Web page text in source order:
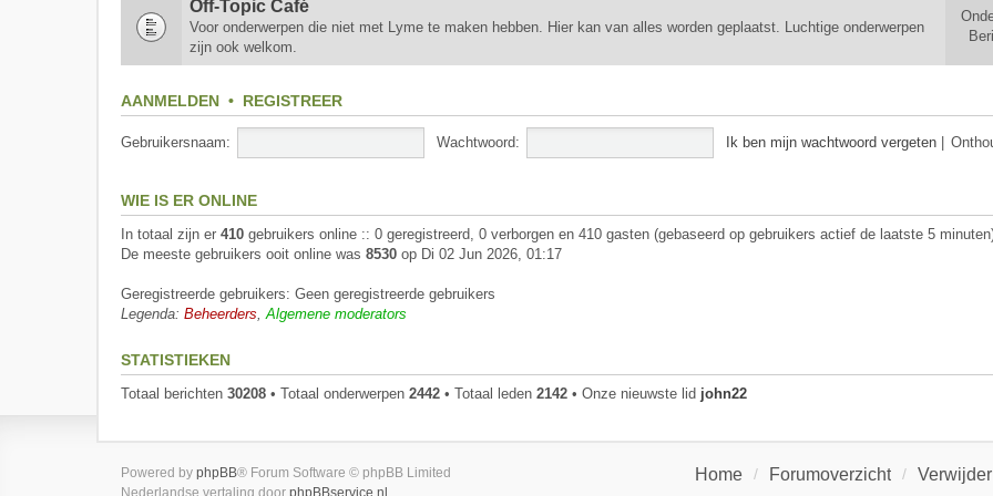
Off-Topic Café
Voor onderwerpen die niet met Lyme te maken hebben. Hier kan van alles worden geplaatst. Luchtige onderwerpen
zijn ook welkom.
AANMELDEN • REGISTREER
Gebruikersnaam: Wachtwoord: Ik ben mijn wachtwoord vergeten
WIE IS ER ONLINE
In totaal zijn er 410 gebruikers online :: 0 geregistreerd, 0 verborgen en 410 gasten (gebaseerd op gebruikers actief de laatste 5
De meeste gebruikers ooit online was 8530 op Di 02 Jun 2026, 01:17
Geregistreerde gebruikers: Geen geregistreerde gebruikers
Legenda: Beheerders,Algemene moderators
STATISTIEKEN
Totaal berichten 30208 • Totaal onderwerpen 2442 • Totaal leden 2142 • Onze nieuwste lid john22
Home Forumoverzicht
Powered by phpBB® Forum Software © phpBB Limited
Nederlandse vertaling door phpBBservice.nl